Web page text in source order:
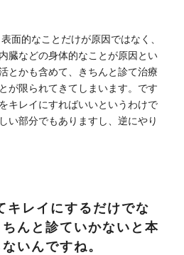
面的なことだけが原因ではなく、
臓などの身体的なことが原因とい
とかも含めて、きちんと診て治療
が限られてきてしまいます。です
キレイにすればいいというわけで
い部分でもありますし、逆にやり
レイにするだけでな
んと診ていかないと本
いんですね。